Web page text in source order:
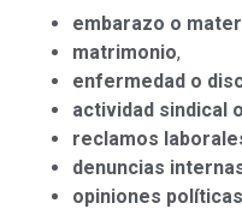
embarazo o
matrimonio,
enfermedad o
actividad sindical
reclamos
denuncias
opiniones